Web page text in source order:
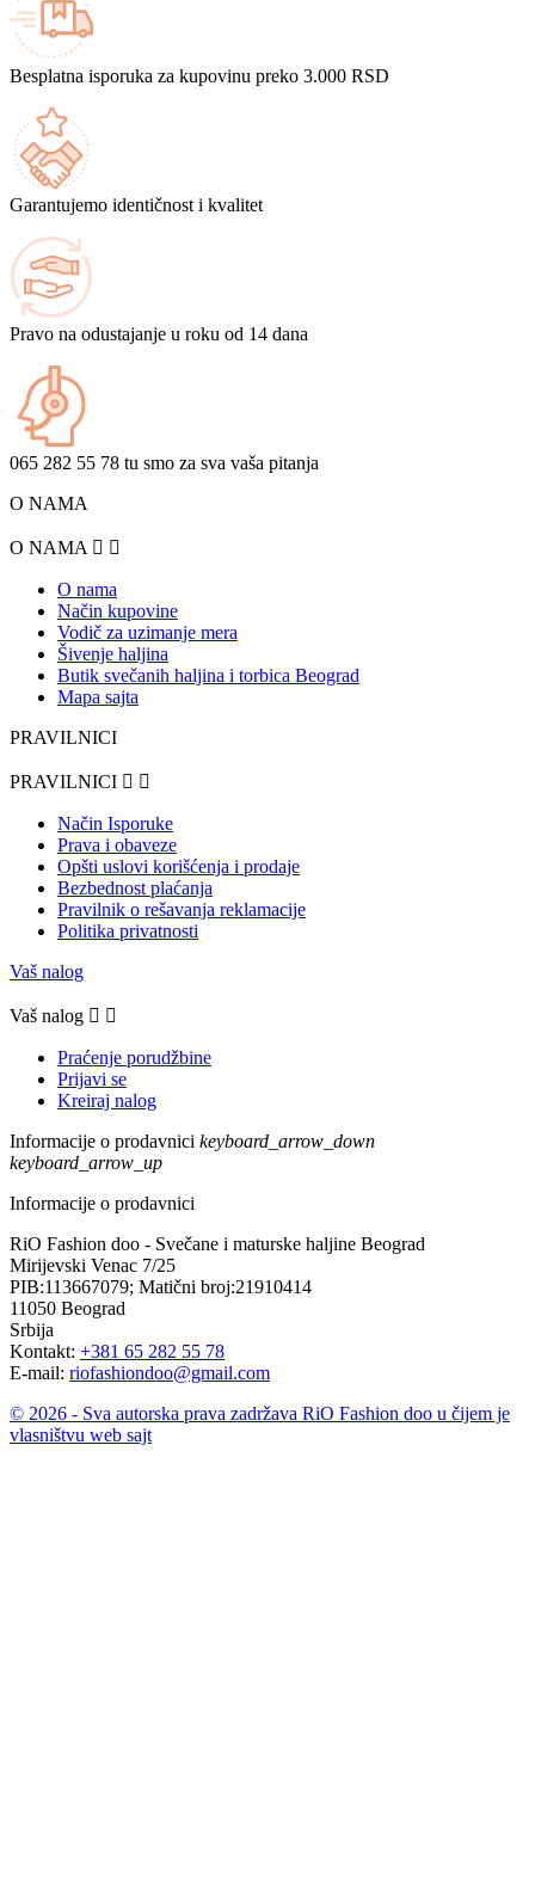
Besplatna isporuka za kupovinu preko 3.000 RSD
Garantujemo identičnost i kvalitet
Pravo na odustajanje u roku od 14 dana
065 282 55 78 tu smo za sva vaša pitanja
O NAMA
O NAMA  
O nama
Način kupovine
Vodič za uzimanje mera
Šivenje haljina
Butik svečanih haljina i torbica Beograd
Mapa sajta
PRAVILNICI
PRAVILNICI  
Način Isporuke
Prava i obaveze
Opšti uslovi korišćenja i prodaje
Bezbednost plaćanja
Pravilnik o rešavanja reklamacije
Politika privatnosti
Vaš nalog
Vaš nalog  
Praćenje porudžbine
Prijavi se
Kreiraj nalog
Informacije o prodavnici keyboard_arrow_down
keyboard_arrow_up
Informacije o prodavnici
RiO Fashion doo - Svečane i maturske haljine Beograd
Mirijevski Venac 7/25
PIB:113667079; Matični broj:21910414
11050 Beograd
Srbija
Kontakt: +381 65 282 55 78
E-mail: riofashiondoo@gmail.com
© 2026 - Sva autorska prava zadržava RiO Fashion doo u čijem je
vlasništvu web sajt